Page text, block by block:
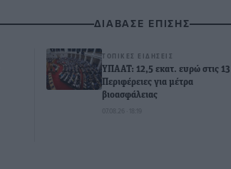
ΔΙΑΒΑΣΕ ΕΠΙΣΗΣ
ΤΟΠΙΚΈΣ ΕΙΔΉΣΕΙΣ
ΥΠΑΑΤ: 12,5 εκατ. ευρώ στις 13
Περιφέρειες για μέτρα
βιοασφάλειας
07.08.26 · 18:19